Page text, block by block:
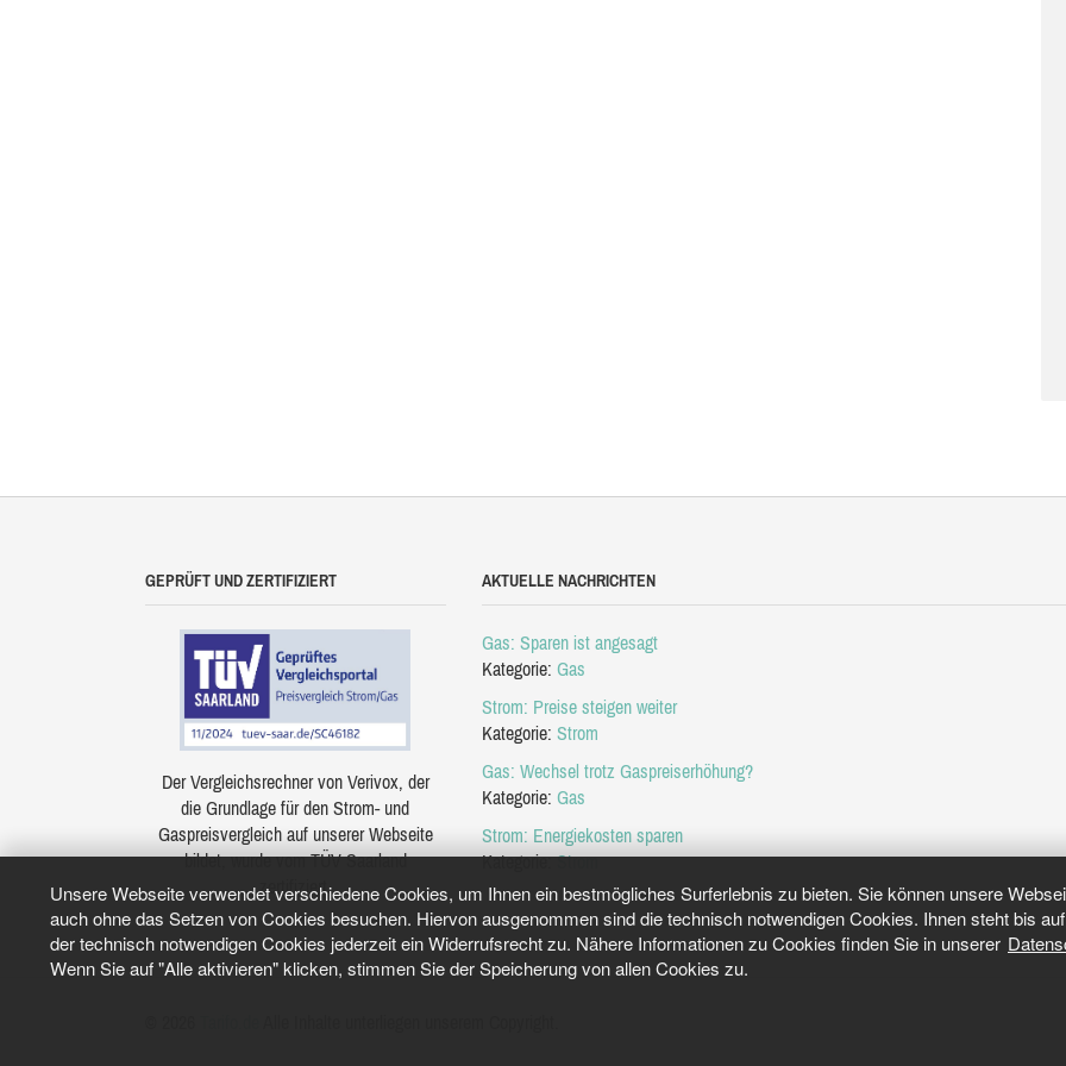
Unsere Webseite verwendet verschiedene Cookies, um Ihnen ein bestmögliches Surferlebnis zu bieten. Sie können unsere
auch ohne das Setzen von Cookies besuchen. Hiervon ausgenommen sind die technisch notwendigen Cookies. Ihnen steht bis
der technisch notwendigen Cookies jederzeit ein Widerrufsrecht zu. Nähere Informationen zu Cookies finden Sie in unserer
Wenn Sie auf "Alle aktivieren" klicken, stimmen Sie der Speicherung von allen Cookies zu.
GEPRÜFT UND ZERTIFIZIERT
Der Vergleichsrechner von Verivox, der
die Grundlage für den Strom- und
Gaspreisvergleich auf unserer Webseite
bildet, wurde vom TÜV Saarland
zertifiziert.
AKTUELLE NACHRICHTEN
Gas: Sparen ist angesagt
Kategorie: Gas
Strom: Preise steigen weiter
Kategorie: Strom
Gas: Wechsel trotz Gaspreiserhöhung?
Kategorie: Gas
Strom: Energiekosten sparen
Kategorie:Strom